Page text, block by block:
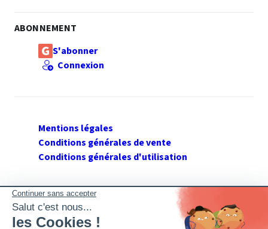
ABONNEMENT
S'abonner
Connexion
Mentions légales
Conditions générales de vente
Conditions générales d'utilisation
SUIVEZ GERANT DE SARL